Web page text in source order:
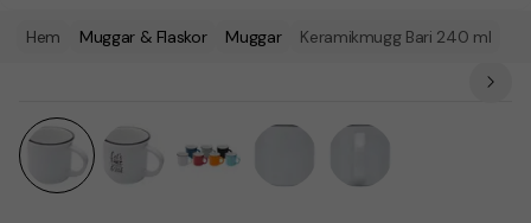
Hem Muggar & Flaskor Muggar Keramikmugg Bari 240 ml